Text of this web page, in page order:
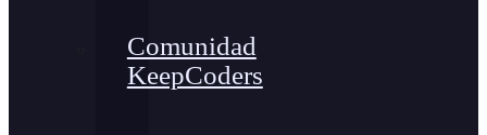
Comunidad
KeepCoders